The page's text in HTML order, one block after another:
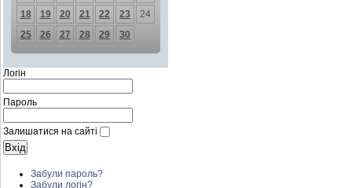
18
19 20 21 22 23
24
25
26 27 28 29 30
Логін
Пароль
Залишатися на сайті
Забули пароль?
Забули логін?